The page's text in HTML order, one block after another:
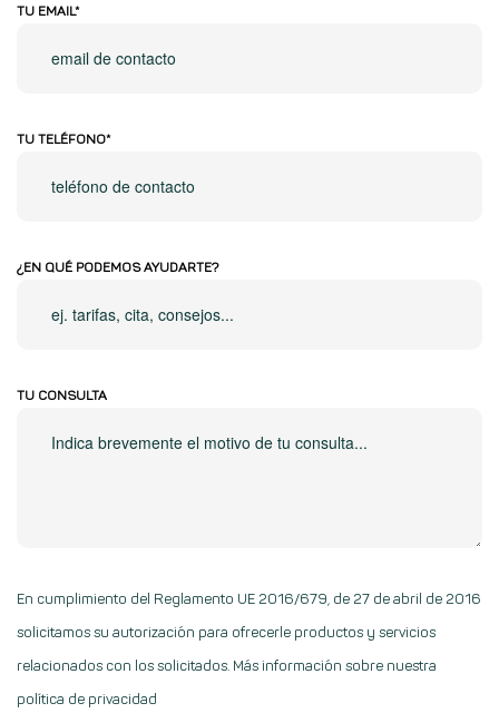
TU EMAIL*
TU TELÉFONO*
¿EN QUÉ PODEMOS AYUDARTE?
TU CONSULTA
En cumplimiento del Reglamento UE 2016/679, de 27 de abril de 2016
solicitamos su autorización para ofrecerle productos y servicios
relacionados con los solicitados. Más información sobre nuestra
política de privacidad